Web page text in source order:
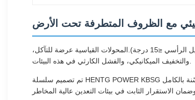
مع الظروف المتطرفة تحت الأرض
يقدم التعدين تحت الأرض ظروفًا معادية بما في ذلك تراكم الميثان، وغبار الفحم الشامل، والرطوبة العالية (≤95٪ عند 25 درجة مئوية) ، والاهتزاز المستمر (الميل الرأسي ≤15 درجة).المحولات القياسية عرضة للتآكل،
والتخفيف الميكانيكي، والفشل الكارثي في هذه البيئات.
تم تصميم سلسلة HENTG POWER KBSG من محولات النوع الجاف المقاومة للانفجار في التعدين مع القدرة على التكيف مع البيئة كمبدأ تصميم أساسي. من اختيار المواد إلى النزاهة الهيكلية،إنها مُحسّنة بالكامل